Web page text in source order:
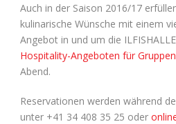
Auch in der Saison 2016/17
kulinarische Wünsche mit einem
Angebot in und um die
Hospitality-Angeboten für Gruppen
Abend.
Reservationen werden während
unter +41 34 408 35 25 oder